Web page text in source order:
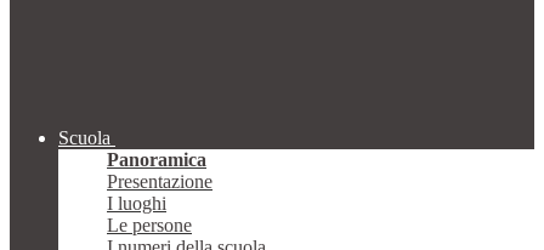
Scuola
Panoramica
Presentazione
I luoghi
Le persone